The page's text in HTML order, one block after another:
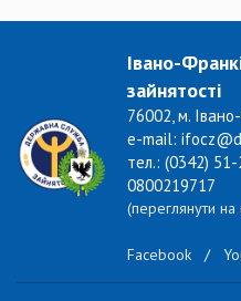
Івано-
зайнятості
76002, м.
e-mail:
тел.: (0342)
0800219717
(переглянути на
Facebook /